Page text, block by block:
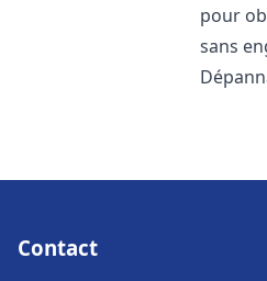
pour
sans
Contact